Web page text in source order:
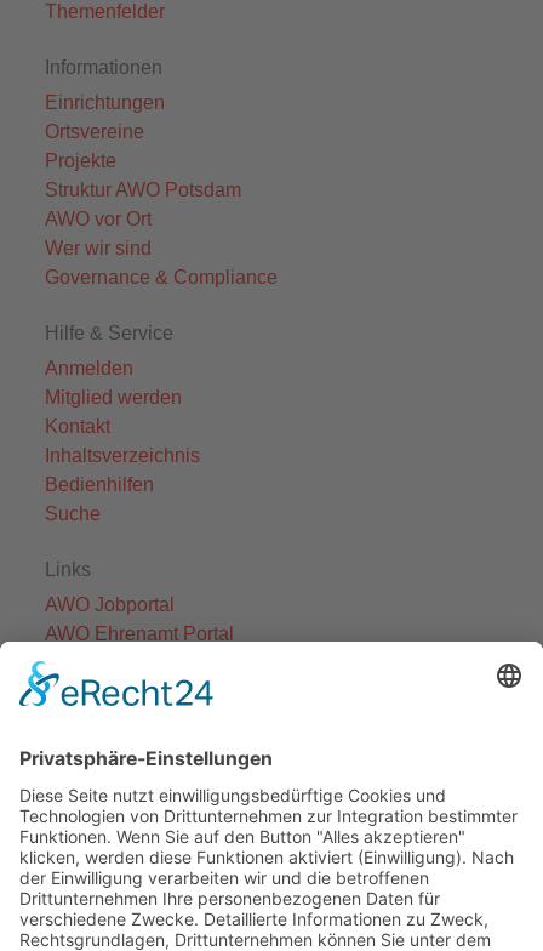
Themenfelder
Informationen
Einrichtungen
Ortsvereine
Projekte
Struktur AWO Potsdam
AWO vor Ort
Wer wir sind
Governance & Compliance
Hilfe & Service
Anmelden
Mitglied werden
Kontakt
Inhaltsverzeichnis
Bedienhilfen
Suche
Links
AWO Jobportal
AWO Ehrenamt Portal
AWO Schulgesundheitsfachkräfte
AWO Bundesverband
AWO Pflegeberatung
AWO Kulturhaus Babelsberg
Arbeit mit Behinderung
AWO Büro Kindermut
Kulturland Brandenburg
AWO Selbsthilfe